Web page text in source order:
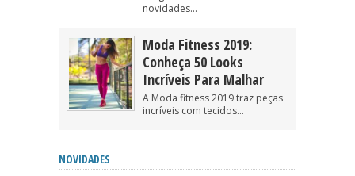
novidades...
Moda Fitness 2019:
Conheça 50 Looks
Incríveis Para Malhar
A Moda fitness 2019 traz peças
incríveis com tecidos...
NOVIDADES